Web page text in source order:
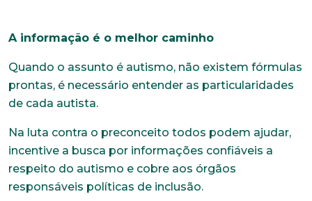
A informação é o melhor caminho
Quando o assunto é autismo, não existem fórmulas
prontas, é necessário entender as particularidades
de cada autista.
Na luta contra o preconceito todos podem ajudar,
incentive a busca por informações confiáveis a
respeito do autismo e cobre aos órgãos
responsáveis políticas de inclusão.
E-mail*
Telefone
Endereço